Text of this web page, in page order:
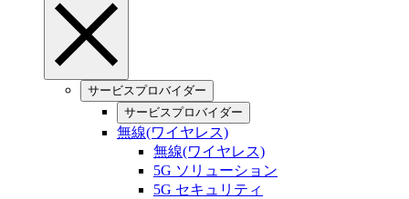
サービスプロバイダー
サービスプロバイダー
無線(ワイヤレス)
無線(ワイヤレス)
5G ソリューション
5G セキュリティ